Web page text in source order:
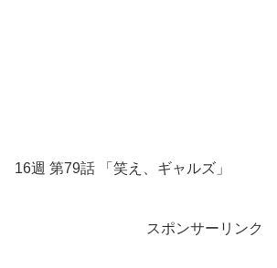
16週 第79話 「笑え、ギャルズ」
スポンサーリンク